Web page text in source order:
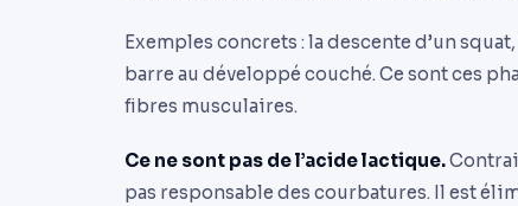
Exemples concrets : la descente d’un
barre au développé couché. Ce sont ces
fibres musculaires.
Ce ne sont pas de l’acide lactique.
pas responsable des courbatures. Il est